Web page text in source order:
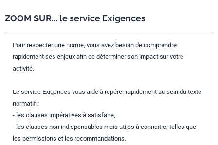
ZOOM SUR... le service Exigences
Pour respecter une norme, vous avez besoin de comprendre
rapidement ses enjeux afin de déterminer son impact sur votre
activité.
Le service Exigences vous aide à repérer rapidement au sein du texte
normatif :
- les clauses impératives à satisfaire,
- les clauses non indispensables mais utiles à connaitre, telles que
les permissions et les recommandations.